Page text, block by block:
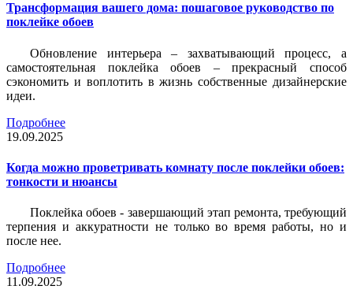
Трансформация вашего дома: пошаговое руководство по
поклейке обоев
Обновление интерьера – захватывающий процесс, а
самостоятельная поклейка обоев – прекрасный способ
сэкономить и воплотить в жизнь собственные дизайнерские
идеи.
Подробнее
19.09.2025
Когда можно проветривать комнату после поклейки обоев:
тонкости и нюансы
Поклейка обоев - завершающий этап ремонта, требующий
терпения и аккуратности не только во время работы, но и
после нее.
Подробнее
11.09.2025